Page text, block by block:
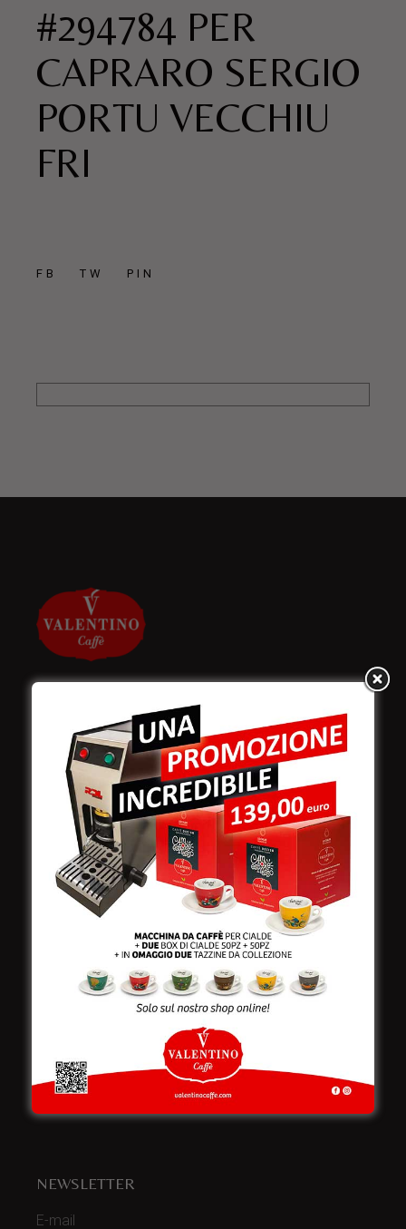
#294784 PER
CAPRARO SERGIO
PORTU VECCHIU
FRI
FB TW PIN
Valentino Caffè Spa
Stabilimento
e produzione:
Viale Croazia 8 (Z.I.)
73100 Lecce
Italy
+39 0832 240771
+39 0832 279866
info@valentinocaffespa.com
02583710757
NEWSLETTER